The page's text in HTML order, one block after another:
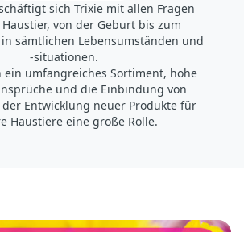
sich Trixie mit allen Fragen
von der Geburt bis zum
sämtlichen Lebensumständen und
-situationen.
ein umfangreiches Sortiment, hohe
und die Einbindung von
der Entwicklung neuer Produkte für
Haustiere eine große Rolle.